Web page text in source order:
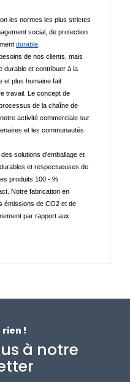
les normes les plus strictes
social, de protection
durable
de nos clients, mais
durable et contribuer à la
et plus humaine fait
travail. Le concept de
de la chaîne de
activité commerciale sur
et les communautés
solutions d'emballage et
et respectueuses de
produits 100 - %
Notre fabrication en
émissions de CO2 et de
par rapport aux
rien !
à notre